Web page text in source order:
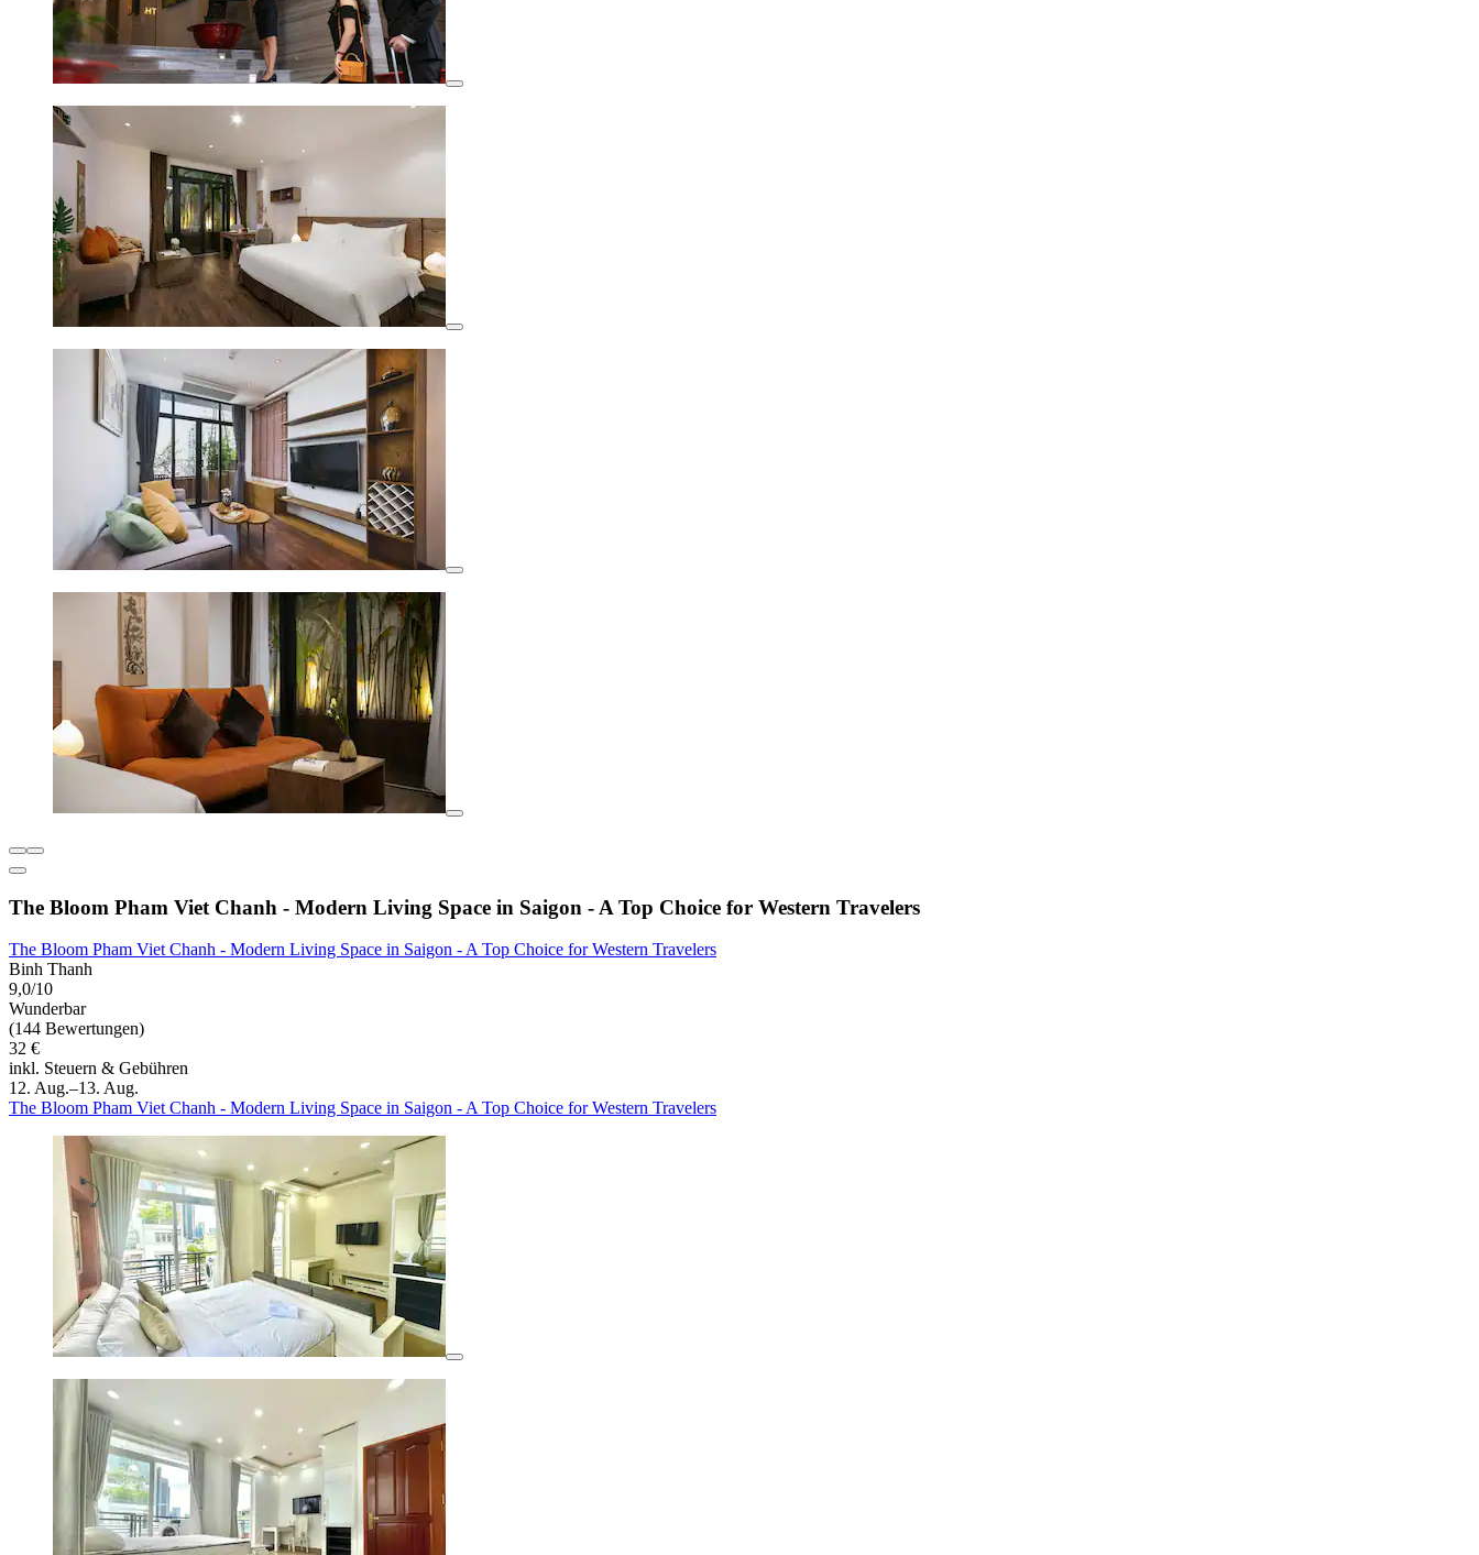
The Bloom Pham Viet Chanh - Modern Living Space in Saigon - A Top Choice for Western Travelers
The Bloom Pham Viet Chanh - Modern Living Space in Saigon - A Top Choice for Western Travelers
Binh Thanh
9,0/10
Wunderbar
(144 Bewertungen)
32 €
inkl. Steuern & Gebühren
12. Aug.–13. Aug.
The Bloom Pham Viet Chanh - Modern Living Space in Saigon - A Top Choice for Western Travelers